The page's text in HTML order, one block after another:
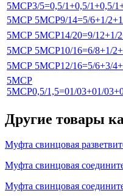
5МСР3/5=0,5/1+0,5/1+0,5/
5МСР 5МСР9/14=5/6+1/
5МСР 5МСР14/20=9/12+1/
5МСР 5МСР10/16=6/8+1/
5МСР 5МСР12/16=5/6+3/
5МСР
5МСР0,5/1,5=01/03+01/
Другие товары
Муфта свинцовая
Муфта свинцовая
Муфта свинцовая